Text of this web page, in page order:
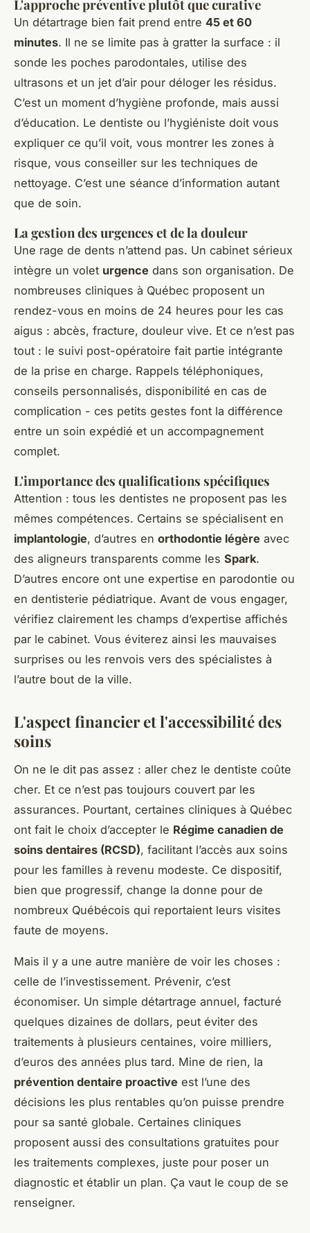
L'approche préventive plutôt que curative
Un détartrage bien fait prend entre 45 et 60
minutes. Il ne se limite pas à gratter la surface : il
sonde les poches parodontales, utilise des
ultrasons et un jet d’air pour déloger les résidus.
C’est un moment d’hygiène profonde, mais aussi
d’éducation. Le dentiste ou l’hygiéniste doit vous
expliquer ce qu’il voit, vous montrer les zones à
risque, vous conseiller sur les techniques de
nettoyage. C’est une séance d’information autant
que de soin.
La gestion des urgences et de la douleur
Une rage de dents n’attend pas. Un cabinet sérieux
intègre un volet urgence dans son organisation. De
nombreuses cliniques à Québec proposent un
rendez-vous en moins de 24 heures pour les cas
aigus : abcès, fracture, douleur vive. Et ce n’est pas
tout : le suivi post-opératoire fait partie intégrante
de la prise en charge. Rappels téléphoniques,
conseils personnalisés, disponibilité en cas de
complication - ces petits gestes font la différence
entre un soin expédié et un accompagnement
complet.
L'importance des qualifications spécifiques
Attention : tous les dentistes ne proposent pas les
mêmes compétences. Certains se spécialisent en
implantologie, d’autres en orthodontie légère avec
des aligneurs transparents comme les Spark.
D’autres encore ont une expertise en parodontie ou
en dentisterie pédiatrique. Avant de vous engager,
vérifiez clairement les champs d’expertise affichés
par le cabinet. Vous éviterez ainsi les mauvaises
surprises ou les renvois vers des spécialistes à
l’autre bout de la ville.
L'aspect financier et l'accessibilité des
soins
On ne le dit pas assez : aller chez le dentiste coûte
cher. Et ce n’est pas toujours couvert par les
assurances. Pourtant, certaines cliniques à Québec
ont fait le choix d’accepter le Régime canadien de
soins dentaires (RCSD), facilitant l’accès aux soins
pour les familles à revenu modeste. Ce dispositif,
bien que progressif, change la donne pour de
nombreux Québécois qui reportaient leurs visites
faute de moyens.
Mais il y a une autre manière de voir les choses :
celle de l’investissement. Prévenir, c’est
économiser. Un simple détartrage annuel, facturé
quelques dizaines de dollars, peut éviter des
traitements à plusieurs centaines, voire milliers,
d’euros des années plus tard. Mine de rien, la
prévention dentaire proactive est l’une des
décisions les plus rentables qu’on puisse prendre
pour sa santé globale. Certaines cliniques
proposent aussi des consultations gratuites pour
les traitements complexes, juste pour poser un
diagnostic et établir un plan. Ça vaut le coup de se
renseigner.